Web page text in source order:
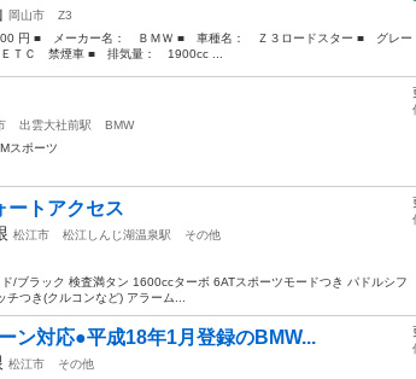
岡山市
Z3
円 ■ メーカー名： ＢＭＷ ■ 車種名： Ｚ３ロードスター ■ グレー
ＴＣ 禁煙車 ■ 排気量： 1900cc ...
出雲大社前駅
BMW
スポーツ
ートアクセス
松江市 松江しんじ湖温泉駅
その他
/ブラック 検査満タン 1600ccターボ 6ATスポーツモードつき パドルシフ
つき(クルコンなど) アラーム...
ン対応●平成18年1月登録のBMW...
松江市
その他